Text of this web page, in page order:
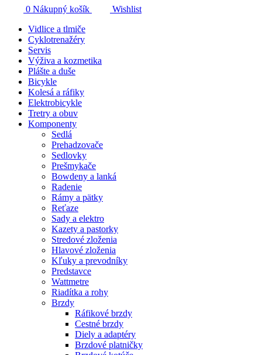
0 Nákupný košík
Wishlist
Vidlice a tlmiče
Cyklotrenažéry
Servis
Výživa a kozmetika
Plášte a duše
Bicykle
Kolesá a ráfiky
Elektrobicykle
Tretry a obuv
Komponenty
Sedlá
Prehadzovače
Sedlovky
Prešmykače
Bowdeny a lanká
Radenie
Rámy a pätky
Reťaze
Sady a elektro
Kazety a pastorky
Stredové zloženia
Hlavové zloženia
Kľuky a prevodníky
Predstavce
Wattmetre
Riadítka a rohy
Brzdy
Ráfikové brzdy
Cestné brzdy
Diely a adaptéry
Brzdové platničky